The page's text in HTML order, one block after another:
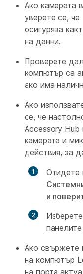
Ако камерата
уверете се,
осигурява
на данни.
Проверете
компютър са
ако има
Ако
се, че
Accessory Hub
камерата и
действия, за
Отидете
и
панелите
Ако свържете
на компютър
на порта